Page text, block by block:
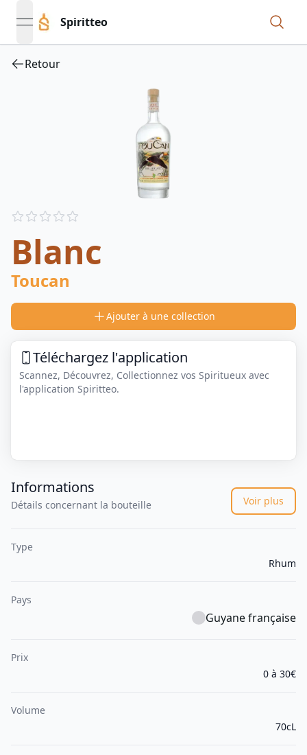
open navigation menu
Spiritteo
Retour
Reviews
Blanc
Toucan
Ajouter à une collection
Téléchargez l'application
Scannez, Découvrez, Collectionnez vos Spiritueux avec
l'application Spiritteo.
Informations
Détails concernant la bouteille Voir plus
Type
Rhum
Pays
Guyane française
Prix
0 à 30€
Volume
70cL